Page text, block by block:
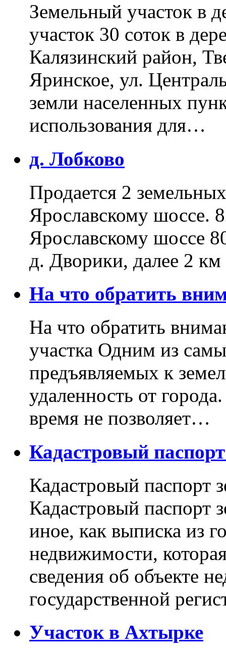
Земельный участок в
участок 30 соток в
Калязинский район,
Яринское, ул.
земли населенных
использования для…
д. Лобково
Продается 2
Ярославскому
Ярославскому шоссе
д. Дворики, далее 2
На что обратить
На что обратить
участка Одним из
предъявляемых к
удаленность от
время не позволяет…
Кадастровый
Кадастровый паспорт
Кадастровый паспорт
иное, как выписка из
недвижимости,
сведения об объекте
государственной
Участок в Ахтырке